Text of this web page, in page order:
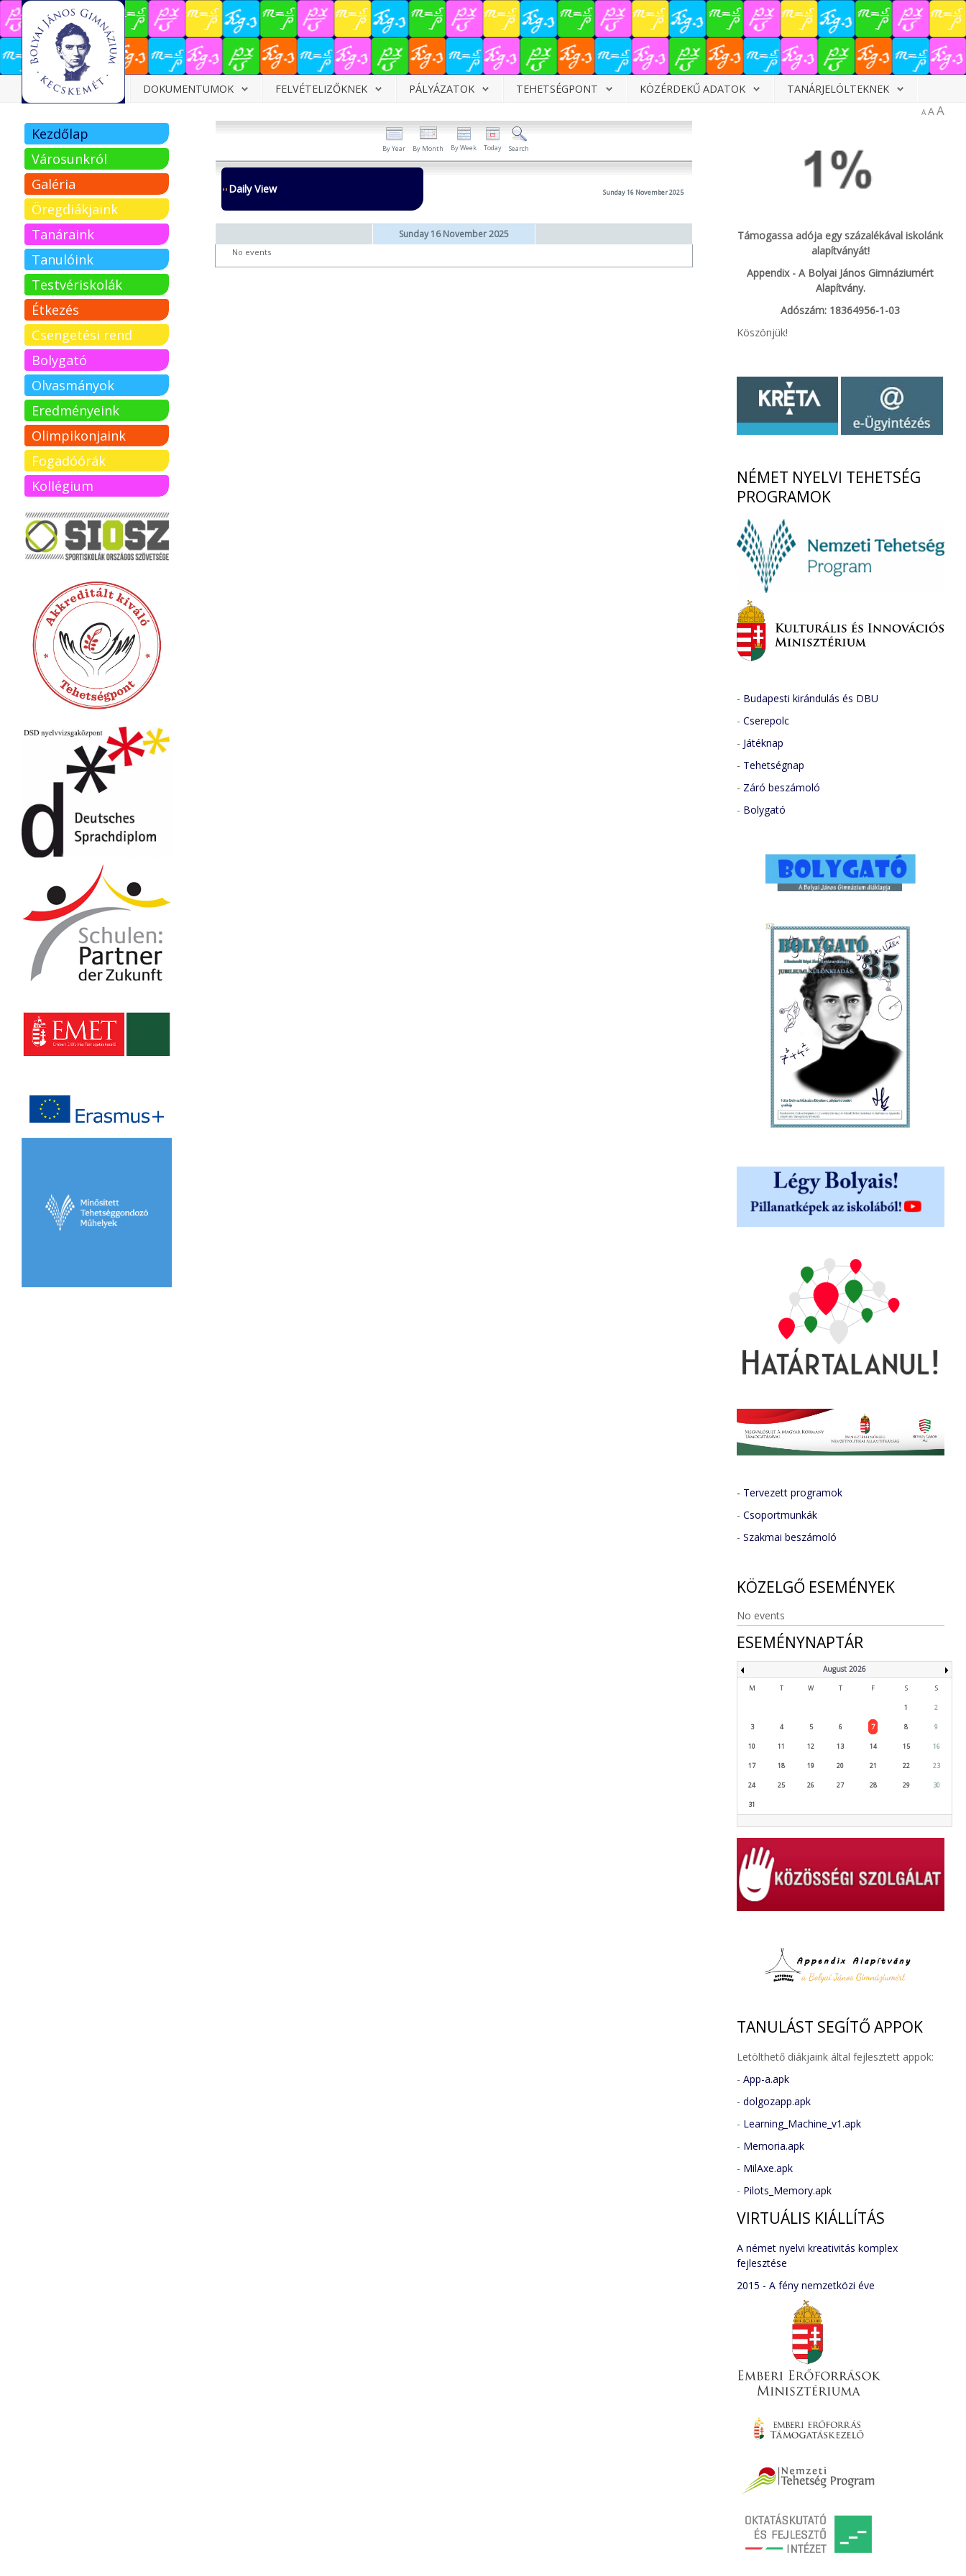
Dokumentumok
Felvételizőknek
Pályázatok
Tehetségpont
Közérdekű
adatok
Tanárjelölteknek
DOKUMENTUMOK FELVÉTELIZŐKNEK PÁLYÁZATOK TEHETSÉGPONT KÖZÉRDEKŰ ADATOK TANÁRJELÖLTEKNEK
A AA
By Year By Month By Week Today Search
Daily View Sunday 16 November 2025
Sunday 16 November 2025
No events
Kezdőlap
Városunkról
Galéria
Öregdiákjaink
Tanáraink
Tanulóink
Testvériskolák
Étkezés
Csengetési rend
Bolygató
Olvasmányok
Eredményeink
Olimpikonjaink
Fogadóórák
Kollégium
Támogassa adója egy százalékával iskolánk
alapítványát!
Appendix - A Bolyai János Gimnáziumért
Alapítvány.
Adószám: 18364956-1-03
Köszönjük!
NÉMET NYELVI TEHETSÉG
PROGRAMOK
- Budapesti kirándulás és DBU
- Cserepolc
- Játéknap
- Tehetségnap
- Záró beszámoló
- Bolygató
- Tervezett programok
- Csoportmunkák
- Szakmai beszámoló
KÖZELGŐ ESEMÉNYEK
No events
ESEMÉNYNAPTÁR
August 2026
M T W T F S S
1 2
3 4 5 6 7 8 9
10 11 12 13 14 15 16
17 18 19 20 21 22 23
24 25 26 27 28 29 30
31
TANULÁST SEGÍTŐ APPOK
Letölthető diákjaink által fejlesztett appok:
- App-a.apk
- dolgozapp.apk
- Learning_Machine_v1.apk
- Memoria.apk
- MilAxe.apk
- Pilots_Memory.apk
VIRTUÁLIS KIÁLLÍTÁS
A német nyelvi kreativitás komplex
fejlesztése
2015 - A fény nemzetközi éve